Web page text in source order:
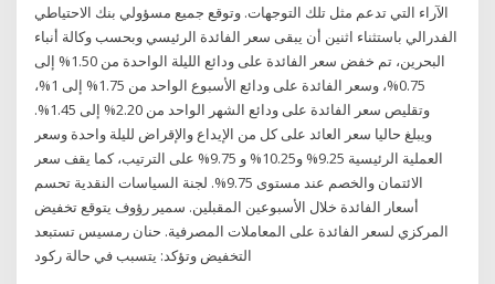
الآراء التي تدعم مثل تلك التوجهات. وتوقع جميع مسؤولي بنك الاحتياطي
الفدرالي باستثناء اثنين أن يبقى سعر الفائدة الرئيسي وبحسب وكالة أنباء
البحرين، تم خفض سعر الفائدة على ودائع الليلة الواحدة من 1.50% إلى
0.75%، وسعر الفائدة على ودائع الأسبوع الواحد من 1.75% إلى 1%،
وتقليص سعر الفائدة على ودائع الشهر الواحد من 2.20% إلى 1.45%.
ويبلغ حاليا سعر العائد على كل من الإيداع والإقراض لليلة واحدة وسعر
العملية الرئيسية 9.25% و10.25% و 9.75% على الترتيب، كما يقف سعر
الائتمان والخصم عند مستوى 9.75%. لجنة السياسات النقدية تحسم
أسعار الفائدة خلال الأسبوعين المقبلين. سمير رؤوف يتوقع تخفيض
المركزي لسعر الفائدة على المعاملات المصرفية. حنان رمسيس تستبعد
التخفيض وتؤكد: يتسبب في حالة ركود